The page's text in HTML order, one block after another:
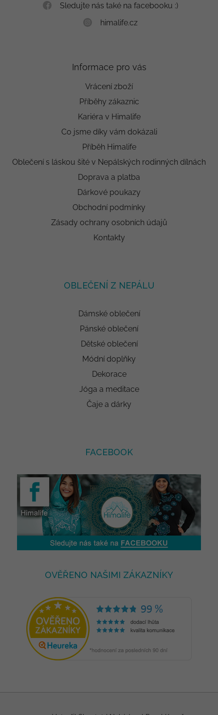
Sledujte nás také na facebooku :)
himalife.cz
Informace pro vás
Vrácení zboží
Příběhy zákaznic
Kariéra v Himalife
Co jsme díky vám dokázali
Příběh Himalife
Oblečení s láskou šité v Nepálských rodinných dílnách
Doprava a platba
Dárkové poukazy
Obchodní podmínky
Zásady ochrany osobních údajů
Kontakty
OBLEČENÍ Z NEPÁLU
Dámské oblečení
Pánské oblečení
Dětské oblečení
Módní doplňky
Dekorace
Jóga a meditace
Čaje a dárky
FACEBOOK
OVĚŘENO NAŠIMI ZÁKAZNÍKY